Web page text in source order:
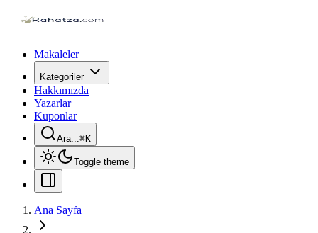
Makaleler
Kategoriler
Hakkımızda
Yazarlar
Kuponlar
Ara...⌘K
Toggle theme
Ana Sayfa